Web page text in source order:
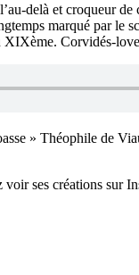
delà et croqueur
marqué par le
Corvidés-
» Théophile de
ses créations sur